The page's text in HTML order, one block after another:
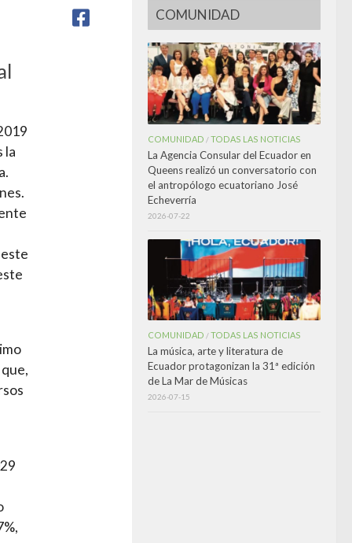
la
COMUNIDAD
COMUNIDAD /TODAS LAS NOTICIAS
La Agencia Consular del Ecuador en
Queens realizó un conversatorio con
el antropólogo ecuatoriano José
Echeverría
2026-07-22
COMUNIDAD /TODAS LAS NOTICIAS
La música, arte y literatura de
Ecuador protagonizan la 31ª edición
de La Mar de Músicas
2026-07-15